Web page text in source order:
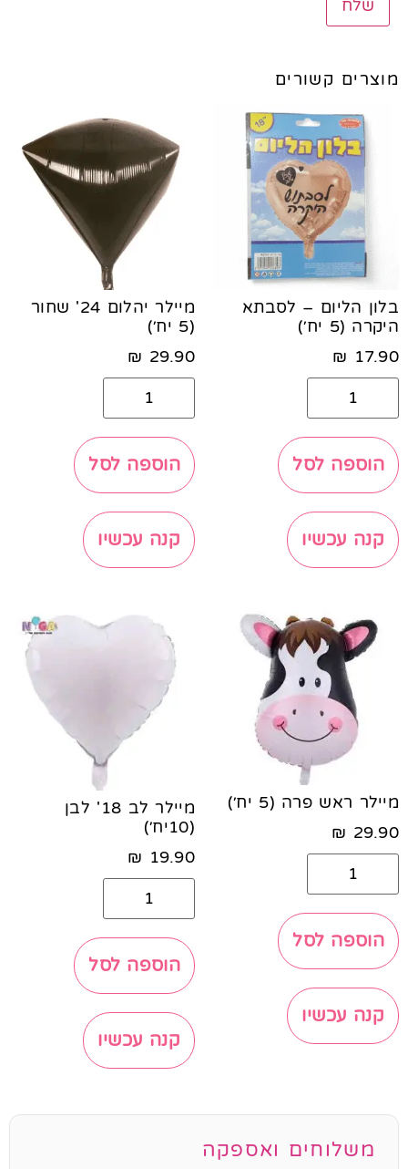
מוצרים קשורים
בלון הליום – לסבתא
היקרה (5 יח׳)
17.90
₪
הוספה לסל
קנה עכשיו
מיילר יהלום 24' שחור
(5 יח׳)
29.90
₪
הוספה לסל
קנה עכשיו
מיילר ראש פרה (5 יח׳)
29.90
₪
הוספה לסל
קנה עכשיו
מיילר לב 18' לבן
(10יח׳)
19.90
₪
הוספה לסל
קנה עכשיו
משלוחים ואספקה